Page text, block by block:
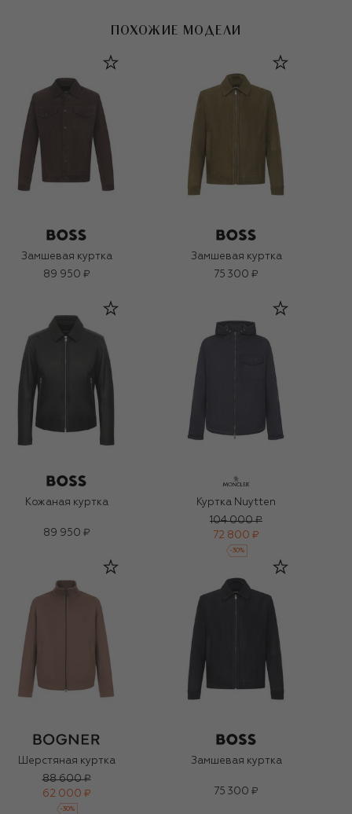
ПОХОЖИЕ МОДЕЛИ
Замшевая куртка
89 950 ₽
Замшевая куртка
75 300 ₽
Кожаная куртка
89 950 ₽
Куртка Nuytten
104 000 ₽
72 800 ₽
-30%
Шерстяная куртка
88 600 ₽
62 000 ₽
-30%
Замшевая куртка
75 300 ₽